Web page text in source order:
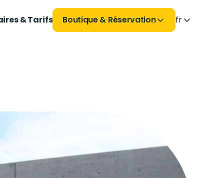
& Tarifs Boutique & Réservation
clic.
fr